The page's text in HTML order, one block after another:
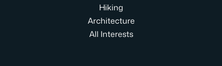
Hiking
Architecture
All Interests